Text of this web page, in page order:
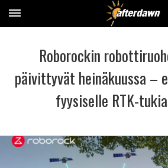
Roborockin
päivittyvät heinäkuussa –
fyysiselle RTK-